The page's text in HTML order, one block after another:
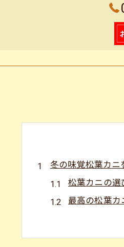
冬の味覚松葉カニ
松葉カニの選
最高の松葉カ
松江で楽し
松葉カニの栄